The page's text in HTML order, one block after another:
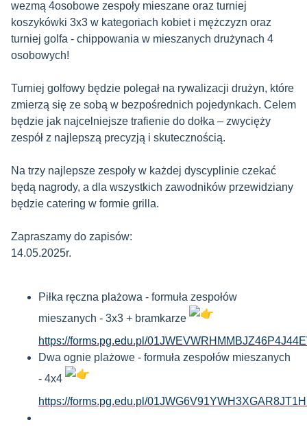
wezmą 4osobowe zespoły mieszane oraz turniej
koszykówki 3x3 w kategoriach kobiet i mężczyzn oraz
turniej golfa - chippowania w mieszanych drużynach 4
osobowych!
Turniej golfowy będzie polegał na rywalizacji drużyn, które
zmierzą się ze sobą w bezpośrednich pojedynkach. Celem
będzie jak najcelniejsze trafienie do dołka – zwycięży
zespół z najlepszą precyzją i skutecznością.
Na trzy najlepsze zespoły w każdej dyscyplinie czekać
będą nagrody, a dla wszystkich zawodników przewidziany
będzie catering w formie grilla.
Zapraszamy do zapisów:
14.05.2025r.
Piłka ręczna plażowa - formuła zespołów
mieszanych - 3x3 + bramkarze
https://forms.pg.edu.pl/
Dwa ognie plażowe - formuła zespołów mieszanych
- 4x4
https://forms.pg.edu.pl/